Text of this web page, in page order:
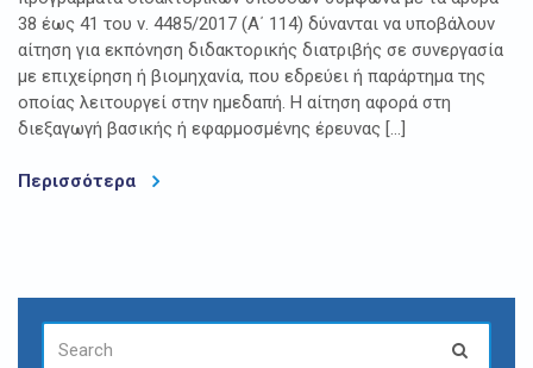
38 έως 41 του ν. 4485/2017 (Α΄ 114) δύνανται να υποβάλουν
αίτηση για εκπόνηση διδακτορικής διατριβής σε συνεργασία
με επιχείρηση ή βιομηχανία, που εδρεύει ή παράρτημα της
οποίας λειτουργεί στην ημεδαπή. Η αίτηση αφορά στη
διεξαγωγή βασικής ή εφαρμοσμένης έρευνας […]
Περισσότερα
FOR: